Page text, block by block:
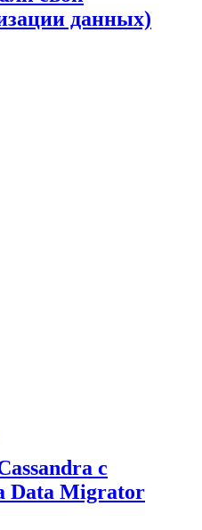
данных)
с
Data Migrator